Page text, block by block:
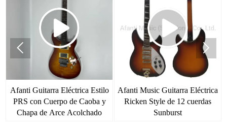
Afanti Guitarra Eléctrica Estilo
PRS con Cuerpo de Caoba y
Chapa de Arce Acolchado
Afanti Music Guitarra Eléctrica
Ricken Style de 12 cuerdas
Sunburst
 